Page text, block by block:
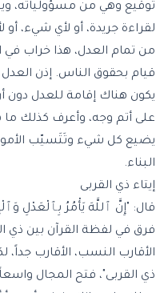
توقيع وهي من مسؤولياته،
لقراءة جريدة، أو لأي شيء،
من تمام العدل، هذا خراب في
قيام بحقوق الناس. إذن العدل
يكون هناك إقامة للعدل دون
على أتم وجه، وأعرف كذلك
يضيع كل شيء وتَتَسيّب
البناء.
إيتاء ذي القربى
قال: "إِنَّ ٱللَّهَ يَأْمُرُ بِٱلْعَدْلِ
فرق في لفظة القرآن بين ذي
الأقارب النسب، الأقارب جداً،
ذي القربى"، فتح المجال